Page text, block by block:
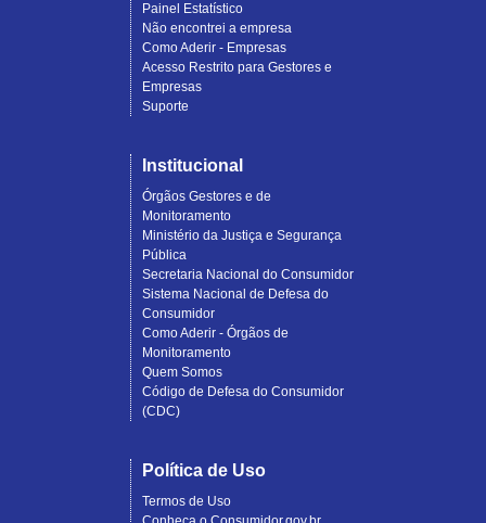
Painel Estatístico
Não encontrei a empresa
Como Aderir - Empresas
Acesso Restrito para Gestores e
Empresas
Suporte
Institucional
Órgãos Gestores e de
Monitoramento
Ministério da Justiça e Segurança
Pública
Secretaria Nacional do Consumidor
Sistema Nacional de Defesa do
Consumidor
Como Aderir - Órgãos de
Monitoramento
Quem Somos
Código de Defesa do Consumidor
(CDC)
Política de Uso
Termos de Uso